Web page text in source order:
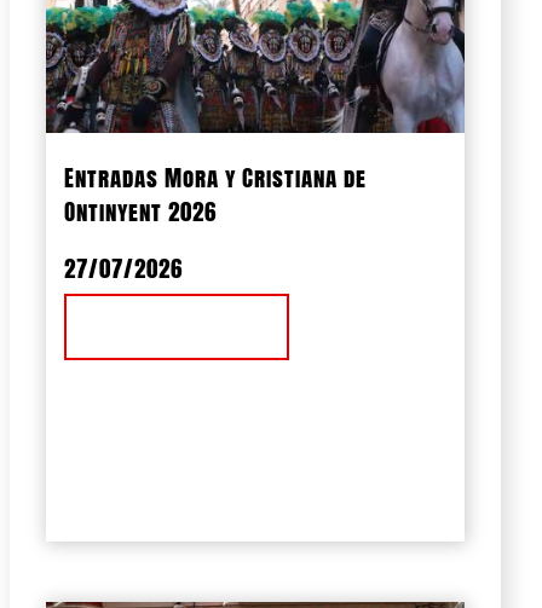
Entradas Mora y Cristiana de
Ontinyent 2026
27/07/2026